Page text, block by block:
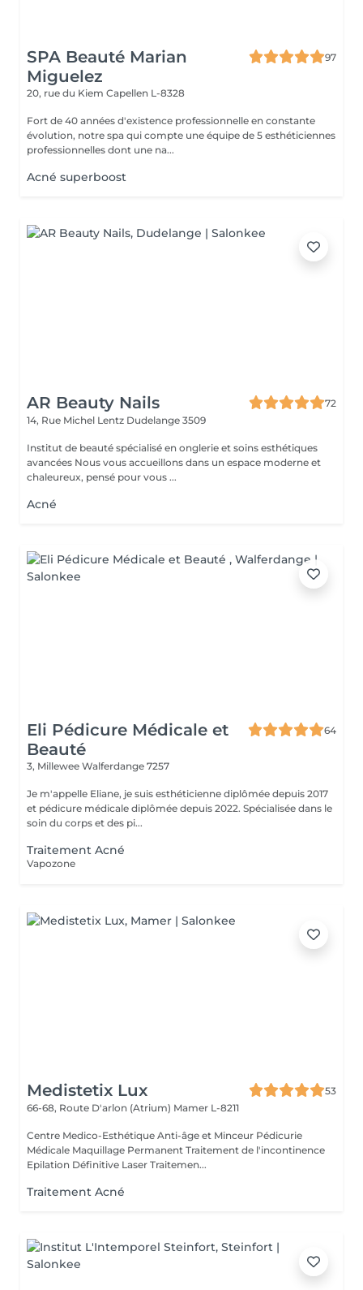
SPA Beauté Marian
Miguelez
97
20, rue du Kiem Capellen L-8328
Fort de 40 années d'existence professionnelle en constante
évolution, notre spa qui compte une équipe de 5 esthéticiennes
professionnelles dont une na...
Acné superboost
AR Beauty Nails
72
14, Rue Michel Lentz Dudelange 3509
Institut de beauté spécialisé en onglerie et soins esthétiques
avancées Nous vous accueillons dans un espace moderne et
chaleureux, pensé pour vous ...
Acné
Eli Pédicure Médicale et
Beauté
64
3, Millewee Walferdange 7257
Je m'appelle Eliane, je suis esthéticienne diplômée depuis 2017
et pédicure médicale diplômée depuis 2022. Spécialisée dans le
soin du corps et des pi...
Traitement Acné
Vapozone
Medistetix Lux
53
66-68, Route D'arlon (Atrium) Mamer L-8211
Centre Medico-Esthétique Anti-âge et Minceur Pédicurie
Médicale Maquillage Permanent Traitement de l'incontinence
Epilation Définitive Laser Traitemen...
Traitement Acné